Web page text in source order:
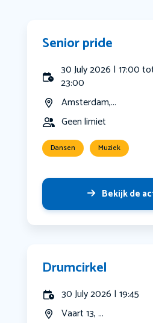
Senior pride ️‍
30 July 2026 | 17:00
23:00
Amsterdam,...
Geen limiet
Dansen Muziek
Bekijk de
Drumcirkel
30 July 2026 | 19:45
Vaart 13, ...